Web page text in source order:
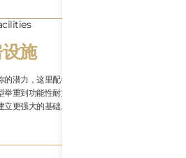
越之家
动态训练区、设备齐全的健身房和恢复空
过桑拿或冰浴充电，并在Lotus Cafe补充
准备了一切，每个细节都让您感到宾至如